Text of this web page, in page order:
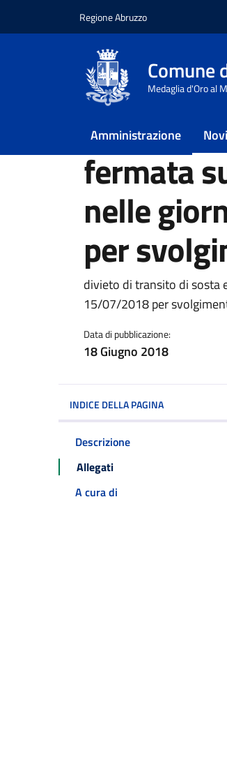
Regione Abruzzo
Comune
Medaglia d'Oro al
Amministrazione
Home / Novità / Notizie /
divieto di
fermata
nelle
per
Dettagli
divieto di transito di sosta
15/07/2018 per
Data di pubblicazione:
18 Giugno 2018
INDICE DELLA PAGINA
Descrizione
Allegati
A cura di